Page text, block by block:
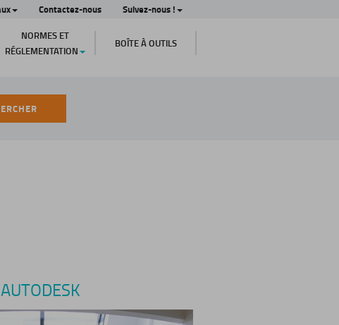
Contactez-nous Suivez-nous !
NORMES ET
RÉGLEMENTATION
BOÎTE À OUTILS